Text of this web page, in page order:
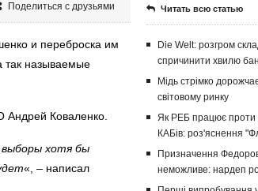
Поделиться с друзьями
и переброска им
так называемые
Андрей Коваленко.
хотя бы
«, – написал
Читать всю статью
Die Welt: розгром
спричинити хвилю
Мідь стрімко
світовому ринку
Як РЕБ працює проти
КАБів: роз'яснення
Призначення
неможливе: нардеп